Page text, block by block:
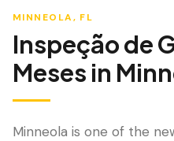
MINNEOLA, FL
Inspeção de
Meses in
Minneola is one of the